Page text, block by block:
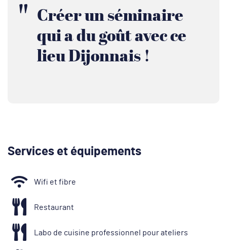
Créer un séminaire
qui a du goût avec ce
lieu Dijonnais !
Services et équipements
Wifi et fibre
Restaurant
Labo de cuisine professionnel pour ateliers